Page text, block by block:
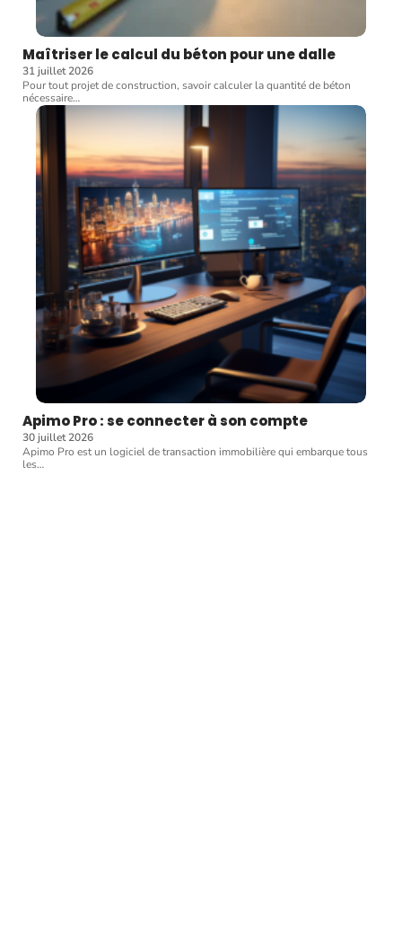
Maîtriser le calcul du béton pour une dalle
31 juillet 2026
Pour tout projet de construction, savoir calculer la quantité de béton
nécessaire…
Apimo Pro : se connecter à son compte
30 juillet 2026
Apimo Pro est un logiciel de transaction immobilière qui embarque tous
les…